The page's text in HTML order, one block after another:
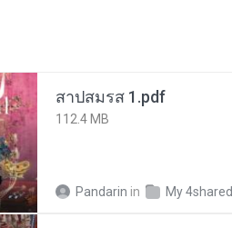
สาปสมรส 1.pdf
112.4 MB
Pandarin in My 4shared